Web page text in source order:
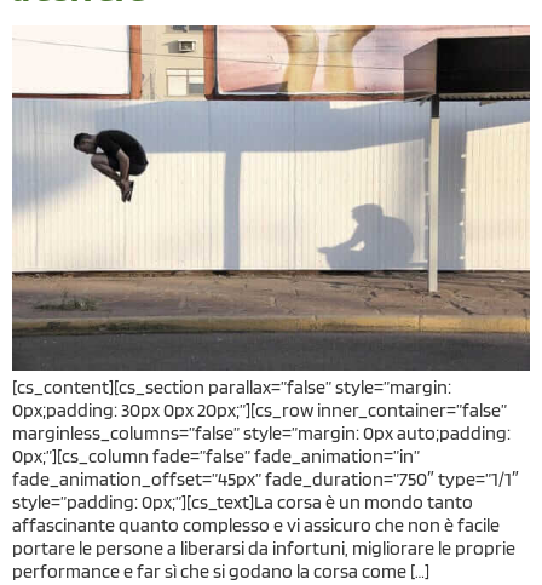
[cs_content][cs_section parallax=”false” style=”margin:
0px;padding: 30px 0px 20px;”][cs_row inner_container=”false”
marginless_columns=”false” style=”margin: 0px auto;padding:
0px;”][cs_column fade=”false” fade_animation=”in”
fade_animation_offset=”45px” fade_duration=”750″ type=”1/1″
style=”padding: 0px;”][cs_text]La corsa è un mondo tanto
affascinante quanto complesso e vi assicuro che non è facile
portare le persone a liberarsi da infortuni, migliorare le proprie
performance e far sì che si godano la corsa come […]